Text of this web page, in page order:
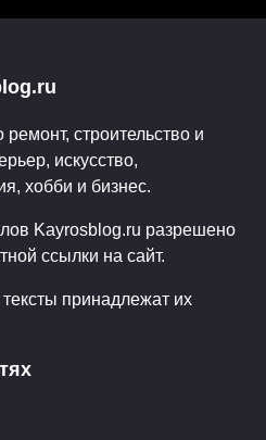
строительство и
искусство,
хобби и бизнес.
Kayrosblog.ru разрешено
ссылки на сайт.
принадлежат их